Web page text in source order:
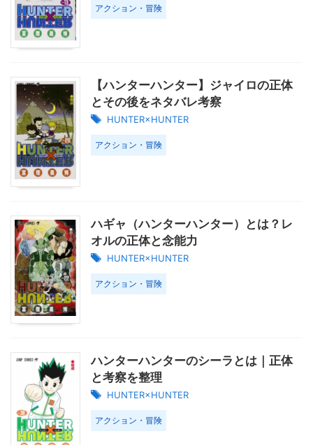
アクション・冒険
【ハンターハンター】ジャイロの正体
とその後をネタバレ考察
HUNTER×HUNTER
アクション・冒険
ハギャ（ハンターハンター）とは？レ
オルの正体と念能力
HUNTER×HUNTER
アクション・冒険
ハンターハンターのシーラとは｜正体
と考察を整理
HUNTER×HUNTER
アクション・冒険